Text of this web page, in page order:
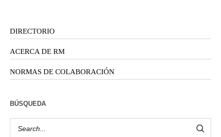
DIRECTORIO
ACERCA DE RM
NORMAS DE COLABORACIÓN
BÚSQUEDA